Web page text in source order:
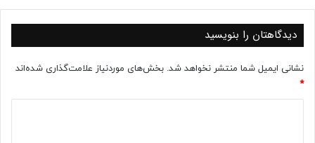
دیدگاهتان را بنویسید
نشانی ایمیل شما منتشر نخواهد شد. بخش‌های موردنیاز علامت‌گذاری شده‌اند
*